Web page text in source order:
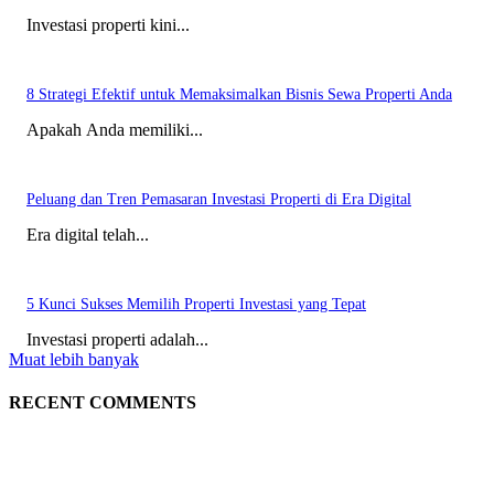
Investasi properti kini...
8 Strategi Efektif untuk Memaksimalkan Bisnis Sewa Properti Anda
Apakah Anda memiliki...
Peluang dan Tren Pemasaran Investasi Properti di Era Digital
Era digital telah...
5 Kunci Sukses Memilih Properti Investasi yang Tepat
Investasi properti adalah...
Muat lebih banyak
RECENT COMMENTS